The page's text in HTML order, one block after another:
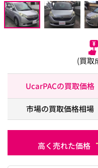
(買取
UcarPACの買取価格
市場の買取価格相場
高く売れた価格